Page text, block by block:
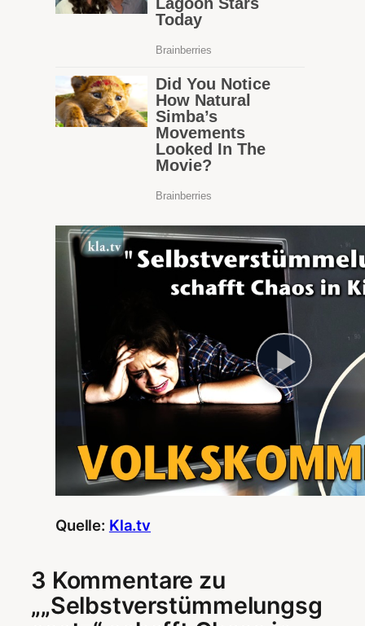
Quelle: Kla.tv
3 Kommentare zu
„„Selbstverstümmelungsg